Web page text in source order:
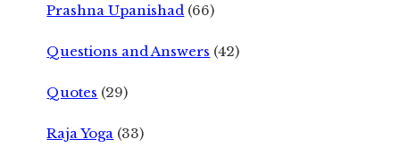
Prashna Upanishad (66)
Questions and Answers (42)
Quotes (29)
Raja Yoga (33)